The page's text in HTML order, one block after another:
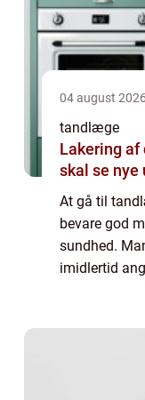
04 august 2026
tandlæge
Lakering af
skal se nye
At gå til
bevare god
sundhed.
imidlertid